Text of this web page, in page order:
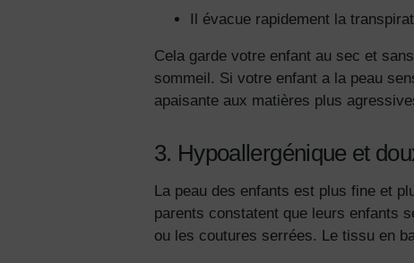
Il évacue rapidement la
Cela garde votre enfant au sec et
sommeil. Si votre enfant a la peau
apaisante aux matières plus
3. Hypoallergénique et
La peau des enfants est plus fine et
parents constatent que leurs enfants
ou les coutures serrées. Le tissu en